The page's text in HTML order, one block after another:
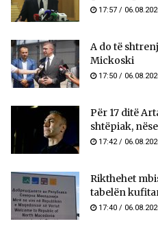
17:57 /
A do të
Mickoski
17:50 /
Për 17 ditë
shtëpiak,
17:42 /
Rikthehet
tabelën
17:40 /